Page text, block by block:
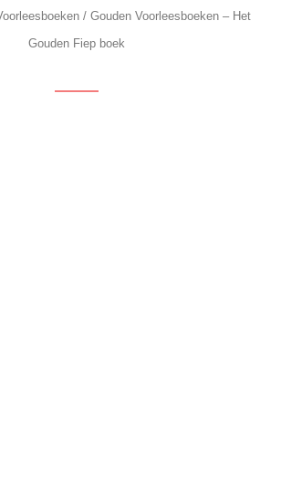
/ Gouden Voorleesboeken – Het
Gouden Fiep boek